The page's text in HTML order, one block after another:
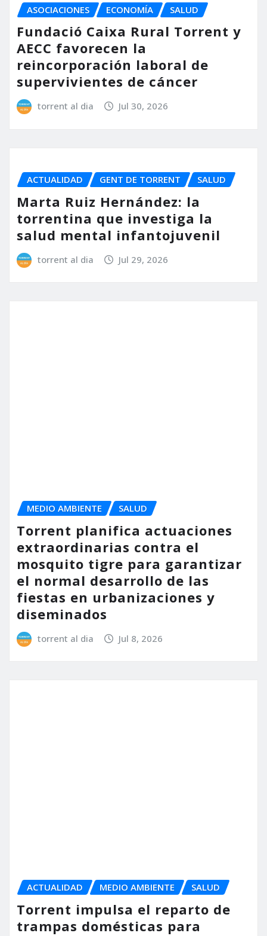
ASOCIACIONES ECONOMÍA SALUD
Fundació Caixa Rural Torrent y
AECC favorecen la
reincorporación laboral de
supervivientes de cáncer
torrent al dia Jul 30, 2026
ACTUALIDAD GENT DE TORRENT SALUD
Marta Ruiz Hernández: la
torrentina que investiga la
salud mental infantojuvenil
torrent al dia Jul 29, 2026
ACTUALIDAD MEDIO AMBIENTE SALUD
Torrent impulsa el reparto de
trampas domésticas para
reforzar la lucha contra el
mosquito tigre